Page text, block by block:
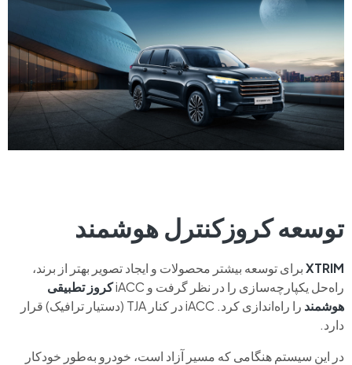
توسعه کروزکنترل هوشمند
XTRIMبرای توسعه بیشتر محصولات و ایجاد تصویر بهتر از برند،
راه‌حل یکپارچه‌سازی را در نظر گرفت و iACC
کروز تطبیقی
هوشمند
را راه‌اندازی کرد. iACC در کنار TJA (دستیار ترافیک) قرار
دارد.
در این سیستم هنگامی که مسیر آزاد است، خودرو به‌طور خودکار